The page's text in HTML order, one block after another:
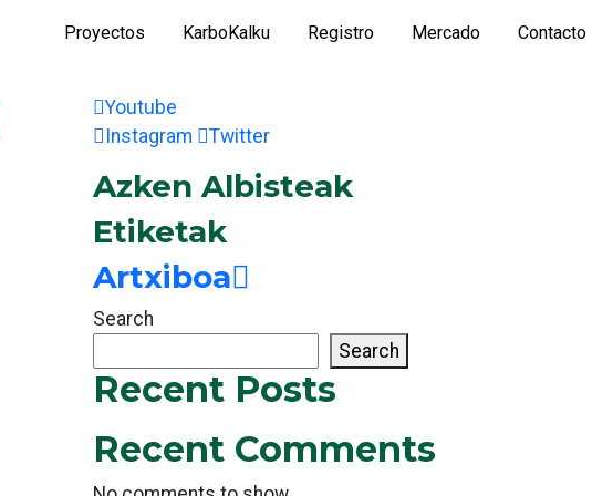
Proyectos KarboKalku Registro Mercado Contacto
Youtube
Instagram
Twitter
Azken Albisteak
Etiketak
Artxiboa
Search
Search
Recent Posts
Recent Comments